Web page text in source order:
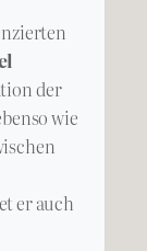
der
wie
er auch